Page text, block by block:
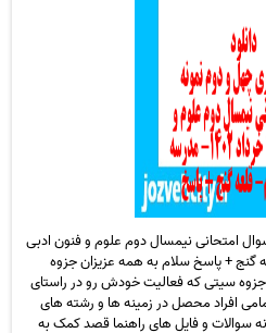
امتحانی نیمسال دوم علوم و فنون ادبی
قلعه گنج + پاسخ سلام به همه عزیزان جزوه
سیتی که فعالیت خودش رو در راستای
افراد محصل در زمینه ها و رشته های
سوالات و فایل های راهنما قصد کمک به